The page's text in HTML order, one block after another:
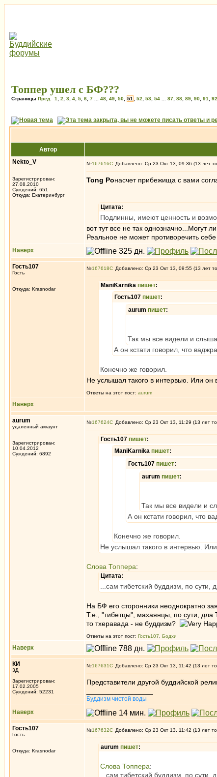
Топпер ушел с БФ???
Страницы Пред. 1 2 3 4 5 6 7 48 49 50 51 52 53 54 87 88 89 90 91 92
Автор
Nekto_V
Зарегистрирован:
27.08.2010
Суждений: 651
Откуда: Екатеринбург
№167616 Добавлено: Ср 23 Окт 13, 09:36 (13 лет
Tong Poнасчет прибежища с вами
Цитата:
Подлинны, имеют ценность и
вот тут все не так однозначно...Могут
Реальное не может противоречить
Наверх
Гость107
Гость
Откуда: Krasnodar
№167618 Добавлено: Ср 23 Окт 13, 09:55 (13 лет
ManiKarnika пишет:
Гость107 пишет:
aurum пишет:
Так мы все видели и
А он кстати говорил, что
Конечно же говорил.
Не услышал такого в интервью. Или он
Ответы на этот пост: aurum
Наверх
aurum
удаленный аккаунт
Зарегистрирован:
10.04.2012
Суждений: 6892
№167624 Добавлено: Ср 23 Окт 13, 11:29 (13 лет
Гость107 пишет:
ManiKarnika пишет:
Гость107 пишет:
aurum пишет:
Так мы все видели и
А он кстати говорил, что
Конечно же говорил.
Не услышал такого в интервью.
Слова Топпера:
Цитата:
...сам тибетский буддизм, по сути,
На БФ его сторонники неоднократно
Т.е., "тибетцы", махаянцы, по сути, дла
то тхеравада - не буддизм?
Ответы на этот пост: Гость107 Бодхи
Наверх
КИ
3Д
Зарегистрирован:
17.02.2005
Суждений: 52231
№167631 Добавлено: Ср 23 Окт 13, 11:42 (13 лет
Представители другой буддийской
Буддизм чистой воды
Наверх
Гость107
Гость
Откуда: Krasnodar
№167632 Добавлено: Ср 23 Окт 13, 11:42 (13 лет
aurum пишет:
Слова Топпера:
...сам тибетский буддизм, по сути,